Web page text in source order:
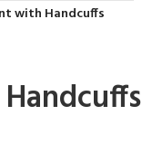
with Handcuffs